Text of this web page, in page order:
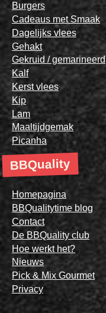
Burgers
Cadeaus met Smaak
Dagelijks vlees
Gehakt
Gekruid / gemarineerd
Kalf
Kerst vlees
Kip
Lam
Maaltijdgemak
Picanha
BBQuality
Homepagina
BBQualitytime blog
Contact
De BBQuality club
Hoe werkt het?
Nieuws
Pick & Mix Gourmet
Privacy